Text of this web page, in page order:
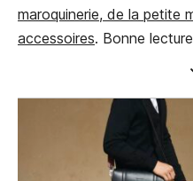
maroquinerie, de la petite
accessoires. Bonne